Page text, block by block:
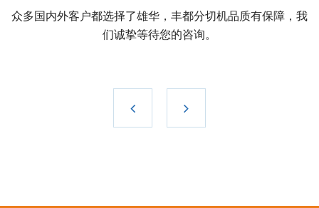
众多国内外客户都选择了雄华，丰都分切机品质有保障，我
们诚挚等待您的咨询。